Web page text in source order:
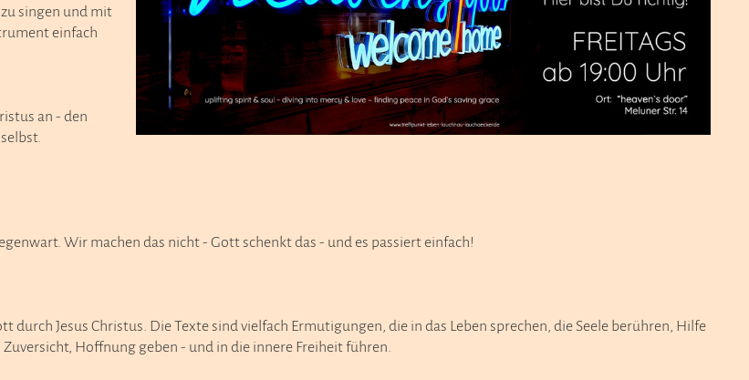
singen und mit
einfach
an - den
Wir machen das nicht - Gott schenkt das - und es passiert einfach!
Jesus Christus. Die Texte sind vielfach Ermutigungen, die in das Leben sprechen, die Seele berühren, Hilfe
Hoffnung geben - und in die innere Freiheit führen.